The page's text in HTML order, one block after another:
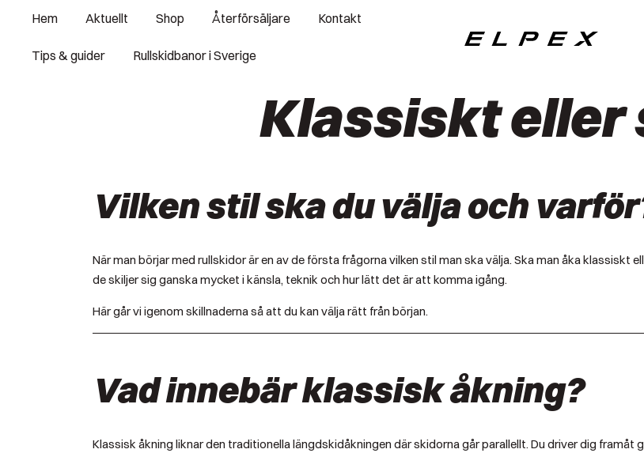
content
Hem Aktuellt Shop Återförsäljare Kontakt
Tips & guider Rullskidbanor i Sverige
Klassiskt eller
Vilken stil ska du välja och
När man börjar med rullskidor är en av de första frågorna vilken stil man ska välja. Ska man åka klassiskt
de skiljer sig ganska mycket i känsla, teknik och hur lätt det är att komma igång.
Här går vi igenom skillnaderna så att du kan välja rätt från början.
Vad innebär klassisk åkning?
Klassisk åkning liknar den traditionella längdskidåkningen där skidorna går parallellt. Du driver dig